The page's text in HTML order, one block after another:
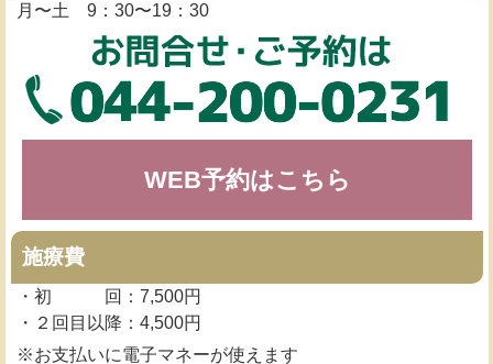
月〜土 9：30〜19：30
WEB予約はこちら
施療費
・初 回：7,500円
・２回目以降：4,500円
※お支払いに電子マネーが使えます